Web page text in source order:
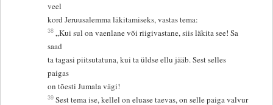
veel
kord Jeruusalemma läkitamiseks, vastas tema:
38 „Kui sul on vaenlane või riigivastane, siis läkita see! Sa
saad
ta tagasi piitsutatuna, kui ta üldse ellu jääb. Sest selles
paigas
on tõesti Jumala vägi!
39 Sest tema ise, kellel on eluase taevas, on selle paiga valvur